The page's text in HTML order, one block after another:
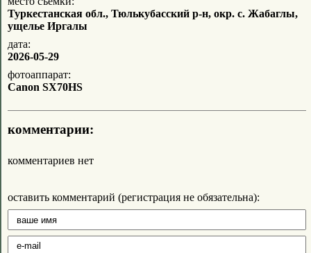
Туркестанская обл., Тюлькубасский р-н, окр. с. Жабаглы,
ущелье Иргалы
дата:
2026-05-29
фотоаппарат:
Canon SX70HS
комментарии:
комментариев нет
оставить комментарий (регистрация не обязательна):